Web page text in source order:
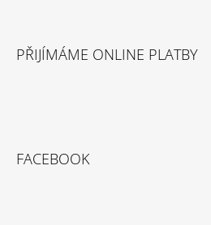
PŘIJÍMÁME ONLINE PLATBY
FACEBOOK